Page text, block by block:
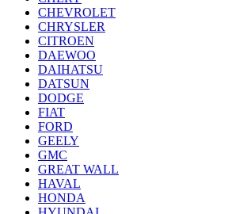
CHEVROLET
CHRYSLER
CITROEN
DAEWOO
DAIHATSU
DATSUN
DODGE
FIAT
FORD
GEELY
GMC
GREAT WALL
HAVAL
HONDA